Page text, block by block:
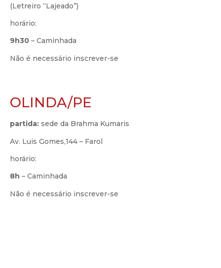
(Letreiro “Lajeado”)
horário:
9h30 – Caminhada
Não é necessário inscrever-se
OLINDA/PE
partida: sede da Brahma Kumaris
Av. Luis Gomes,144 – Farol
horário:
8h – Caminhada
Não é necessário inscrever-se